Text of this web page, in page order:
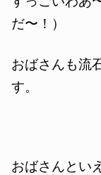
だ〜！）
おばさんも流
す。
おばさんとい